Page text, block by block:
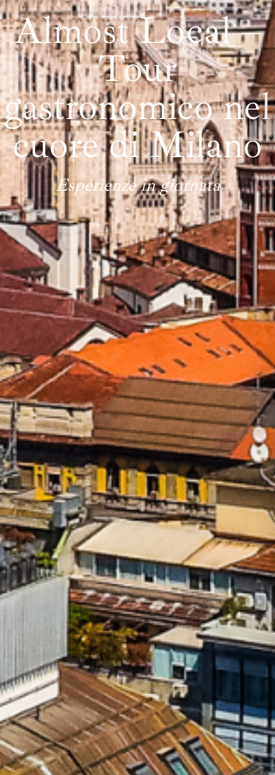
Almost Local –
Tour
gastronomico nel
cuore di Milano
Esperienze in giornata